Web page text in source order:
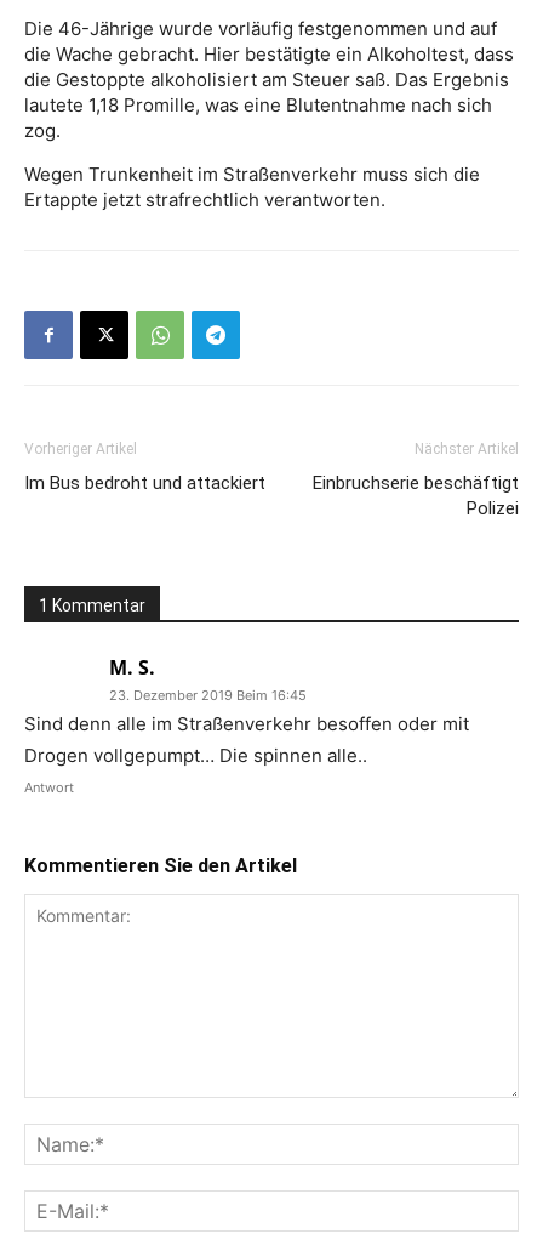
Die 46-Jährige wurde vorläufig festgenommen und auf
die Wache gebracht. Hier bestätigte ein Alkoholtest, dass
die Gestoppte alkoholisiert am Steuer saß. Das Ergebnis
lautete 1,18 Promille, was eine Blutentnahme nach sich
zog.
Wegen Trunkenheit im Straßenverkehr muss sich die
Ertappte jetzt strafrechtlich verantworten.
Vorheriger Artikel
Im Bus bedroht und attackiert
Nächster Artikel
Einbruchserie beschäftigt
Polizei
1 Kommentar
M. S.
23. Dezember 2019 Beim 16:45
Sind denn alle im Straßenverkehr besoffen oder mit
Drogen vollgepumpt… Die spinnen alle..
Antwort
Kommentieren Sie den Artikel